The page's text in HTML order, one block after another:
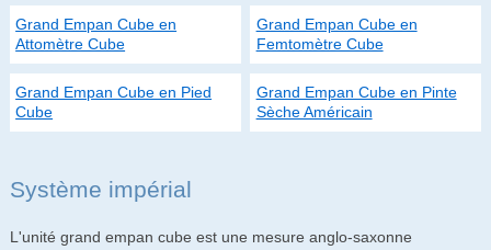
Grand Empan Cube en
Attomètre Cube
Grand Empan Cube en
Femtomètre Cube
Grand Empan Cube en Pied
Cube
Grand Empan Cube en Pinte
Sèche Américain
Système impérial
L'unité grand empan cube est une mesure anglo-saxonne